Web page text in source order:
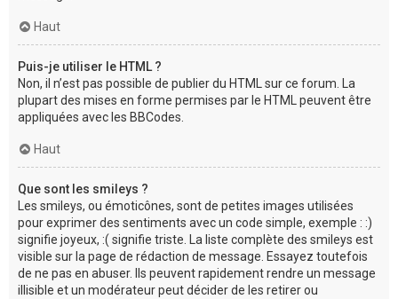
Haut
Puis-je utiliser le HTML ?
Non, il n’est pas possible de publier du HTML sur ce forum. La
plupart des mises en forme permises par le HTML peuvent être
appliquées avec les BBCodes.
Haut
Que sont les smileys ?
Les smileys, ou émoticônes, sont de petites images utilisées
pour exprimer des sentiments avec un code simple, exemple : :)
signifie joyeux, :( signifie triste. La liste complète des smileys est
visible sur la page de rédaction de message. Essayez toutefois
de ne pas en abuser. Ils peuvent rapidement rendre un message
illisible et un modérateur peut décider de les retirer ou